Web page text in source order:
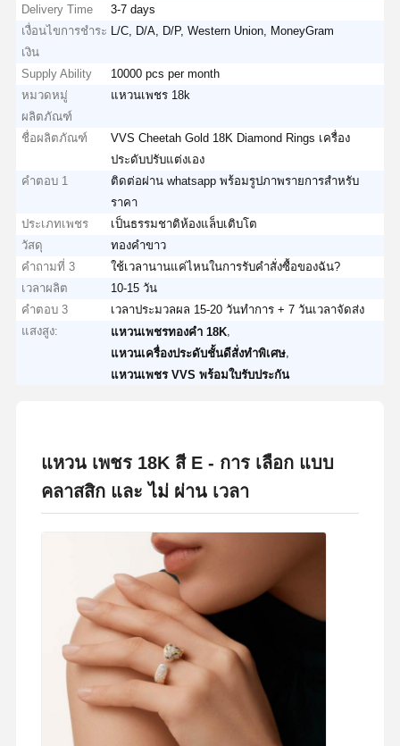
Delivery Time
3-7 days
เงื่อนไขการชำระ
เงิน
L/C, D/A, D/P, Western Union, MoneyGram
Supply Ability
10000 pcs per month
หมวดหมู่
ผลิตภัณฑ์
แหวนเพชร 18k
ชื่อผลิตภัณฑ์
VVS Cheetah Gold 18K Diamond Rings เครื่อง
ประดับปรับแต่งเอง
คำตอบ 1
ติดต่อผ่าน whatsapp พร้อมรูปภาพรายการสำหรับ
ราคา
ประเภทเพชร
เป็นธรรมชาติห้องแล็บเติบโต
วัสดุ
ทองคำขาว
คำถามที่ 3
ใช้เวลานานแค่ไหนในการรับคำสั่งซื้อของฉัน?
เวลาผลิต
10-15 วัน
คำตอบ 3
เวลาประมวลผล 15-20 วันทำการ + 7 วันเวลาจัดส่ง
แสงสูง:
แหวนเพชรทองคำ 18K
แหวนเครื่องประดับชั้นดีสั่งทำพิเศษ
แหวนเพชร VVS พร้อมใบรับประกัน
แหวน เพชร 18K สี E - การ เลือก แบบ
คลาสสิก และ ไม่ ผ่าน เวลา